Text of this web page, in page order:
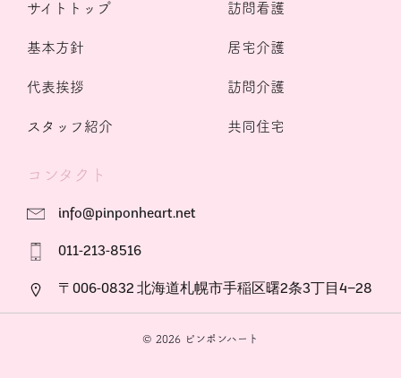
サイトトップ
基本方針
代表挨拶
スタッフ紹介
訪問看護
居宅介護
訪問介護
共同住宅
コンタクト
info@pinponheart.net
011-213-8516
〒006-0832 北海道札幌市手稲区曙2条3丁目4−28
© 2026 ピンポンハート